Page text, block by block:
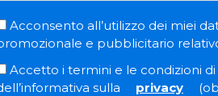
Acconsento all’utilizzo dei miei
e pubblicitario
Accetto i termini e le condizioni
sulla
privacy